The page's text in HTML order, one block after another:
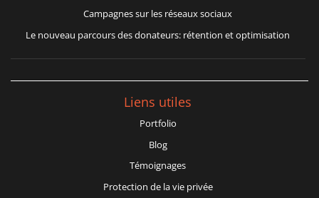
Campagnes sur les réseaux sociaux
Le nouveau parcours des donateurs: rétention et optimisation
Liens utiles
Portfolio
Blog
Témoignages
Protection de la vie privée